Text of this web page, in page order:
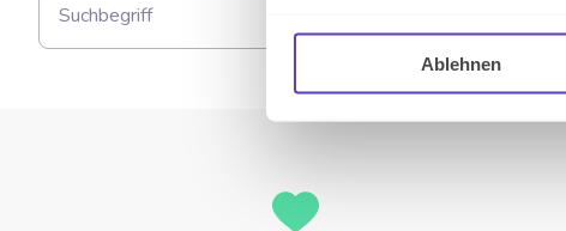
Ablehnen
Weihnachtszeit und Diabetes
Anmeldung
Registrierung
Ernährung
Diabetischer Fuß
Nieren